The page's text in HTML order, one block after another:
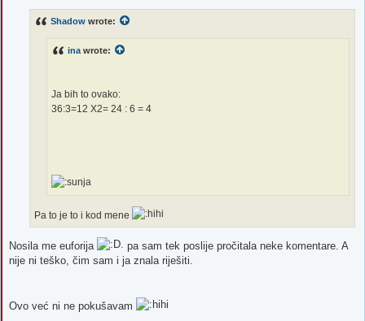
Shadow wrote:
ina wrote:
Ja bih to ovako:
36:3=12 X2= 24 : 6 = 4
Pa to je to i kod mene
Nosila me euforija
pa sam tek poslije pročitala neke komentare. A
nije ni teško, čim sam i ja znala riješiti.
Ovo već ni ne pokušavam